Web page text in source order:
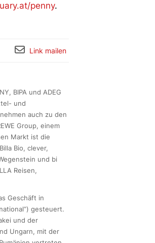
penny.
Link mailen
BIPA und ADEG
und
auch zu den
Group, einem
Markt ist die
Bio, clever,
und bi
Reisen,
Geschäft in
gesteuert.
und der
Ungarn, mit der